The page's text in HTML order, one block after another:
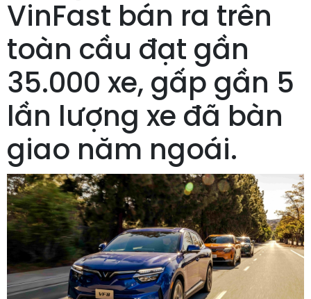
VinFast bán ra trên
toàn cầu đạt gần
35.000 xe, gấp gần 5
lần lượng xe đã bàn
giao năm ngoái.